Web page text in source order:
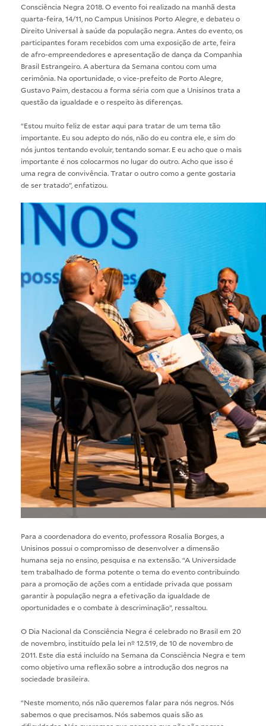
Consciência Negra 2018. O evento foi realizado na manhã desta
quarta-feira, 14/11, no Campus Unisinos Porto Alegre, e debateu o
Direito Universal à saúde da população negra. Antes do evento, os
participantes foram recebidos com uma exposição de arte, feira
de afro-empreendedores e apresentação de dança da Companhia
Brasil Estrangeiro. A abertura da Semana contou com uma
cerimônia. Na oportunidade, o vice-prefeito de Porto Alegre,
Gustavo Paim, destacou a forma séria com que a Unisinos trata a
questão da igualdade e o respeito às diferenças.
“Estou muito feliz de estar aqui para tratar de um tema tão
importante. Eu sou adepto do nós, não do eu contra ele, e sim do
nós juntos tentando evoluir, tentando somar. E eu acho que o mais
importante é nos colocarmos no lugar do outro. Acho que isso é
uma regra de convivência. Tratar o outro como a gente gostaria
de ser tratado”, enfatizou.
Para a coordenadora do evento, professora Rosalia Borges, a
Unisinos possui o compromisso de desenvolver a dimensão
humana seja no ensino, pesquisa e na extensão. “A Universidade
tem trabalhado de forma potente o tema do evento contribuindo
para a promoção de ações com a entidade privada que possam
garantir à população negra a efetivação da igualdade de
oportunidades e o combate à descriminação”, ressaltou.
O Dia Nacional da Consciência Negra é celebrado no Brasil em 20
de novembro, instituído pela lei nº 12.519, de 10 de novembro de
2011. Este dia está incluído na Semana da Consciência Negra e tem
como objetivo uma reflexão sobre a introdução dos negros na
sociedade brasileira.
“Neste momento, nós não queremos falar para nós negros. Nós
sabemos o que precisamos. Nós sabemos quais são as